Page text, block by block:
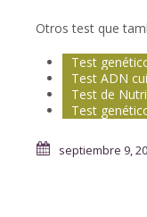
Otros test que
Test
Test ADN
Test de
Test
septiembre 9,